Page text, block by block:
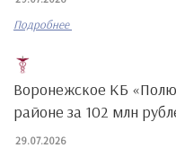
Подробнее
Воронежское КБ
районе за 102 млн
29.07.2026